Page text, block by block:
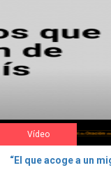
Vídeo
“El que acoge a un